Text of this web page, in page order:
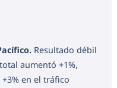
Resultado débil
aumentó +1%,
en el tráfico